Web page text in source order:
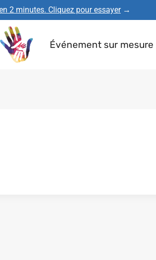
2 minutes. Cliquez pour essayer→
Événement sur mesure